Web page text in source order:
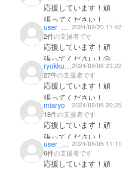
応援しています！頑
張ってください！
user_352871c6a0f4 2024/08/20 11:42
2件の支援者です
応援しています！頑
張ってください！🐚
ryukkunowakaino2024/08/06 23:22
27件の支援者です
応援しています！頑
張ってください！
miaryo
2024/08/06 20:25
18件の支援者です
応援しています！頑
張ってください！
user_a1e784f4d3c4 2024/08/06 11:11
6件の支援者です
応援しています！頑